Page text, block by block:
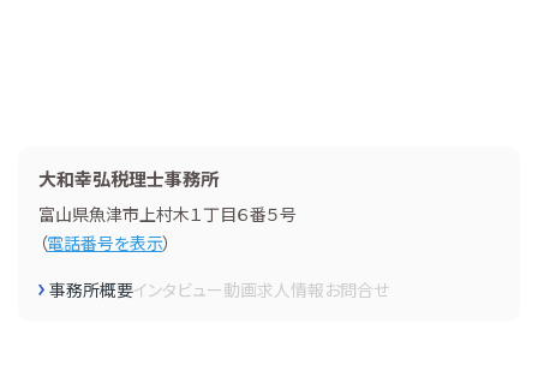
大和幸弘税理士事務所
富山県魚津市上村木１丁目６番５号
（電話番号を表示）
事務所概要インタビュー動画求人情報お問合せ